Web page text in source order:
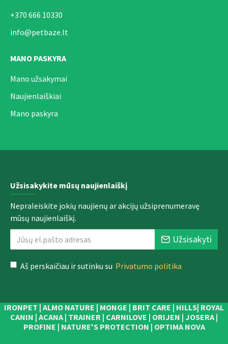
+370 666 10330
info@petbaze.lt
MANO PASKYRA
Mano užsakymai
Naujienlaiškiai
Mano paskyra
Užsisakykite mūsų naujienlaiškį
Nepraleiskite jokių naujienų ar akcijų užsiprenumeravę
mūsų naujienlaiškį.
Užsisakyti
Aš perskaičiau ir sutinku su Privatumo politika
IRONPET | ALMO NATURE | MONGE | BRIT CARE | HILLS| ROYAL
CANIN | ACANA | TRAINER | CARNILOVE | ORIJEN | JOSERA |
PROFINE | NATURE'S PROTECTION | OPTIMA NOVA